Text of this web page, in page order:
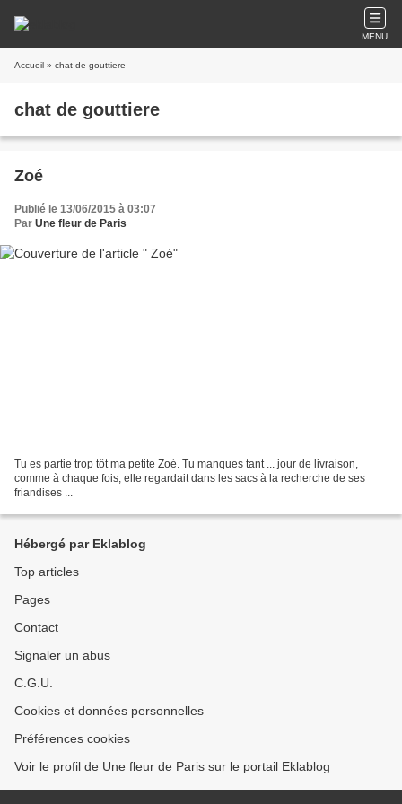
MENU
Accueil » chat de gouttiere
chat de gouttiere
Zoé
Publié le 13/06/2015 à 03:07
Par Une fleur de Paris
Tu es partie trop tôt ma petite Zoé. Tu manques tant ... jour de livraison,
comme à chaque fois, elle regardait dans les sacs à la recherche de ses
friandises ...
Hébergé par Eklablog
Top articles
Pages
Contact
Signaler un abus
C.G.U.
Cookies et données personnelles
Préférences cookies
Voir le profil de Une fleur de Paris sur le portail Eklablog